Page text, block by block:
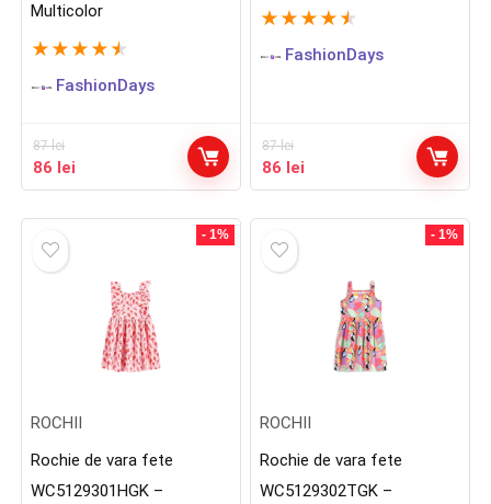
Multicolor
★ ★ ★ ★ ★
FashionDays
87lei
Prețul
inițial
87 lei.
86 lei
curent
★ ★ ★ ★ ★
FashionDays
87lei
Prețul
inițial
87 lei.
86 lei
curent
- 1%
ROCHII
Rochie de vara fete
WC5129301HGK –
- 1%
ROCHII
Rochie de vara fete
WC5129302TGK –